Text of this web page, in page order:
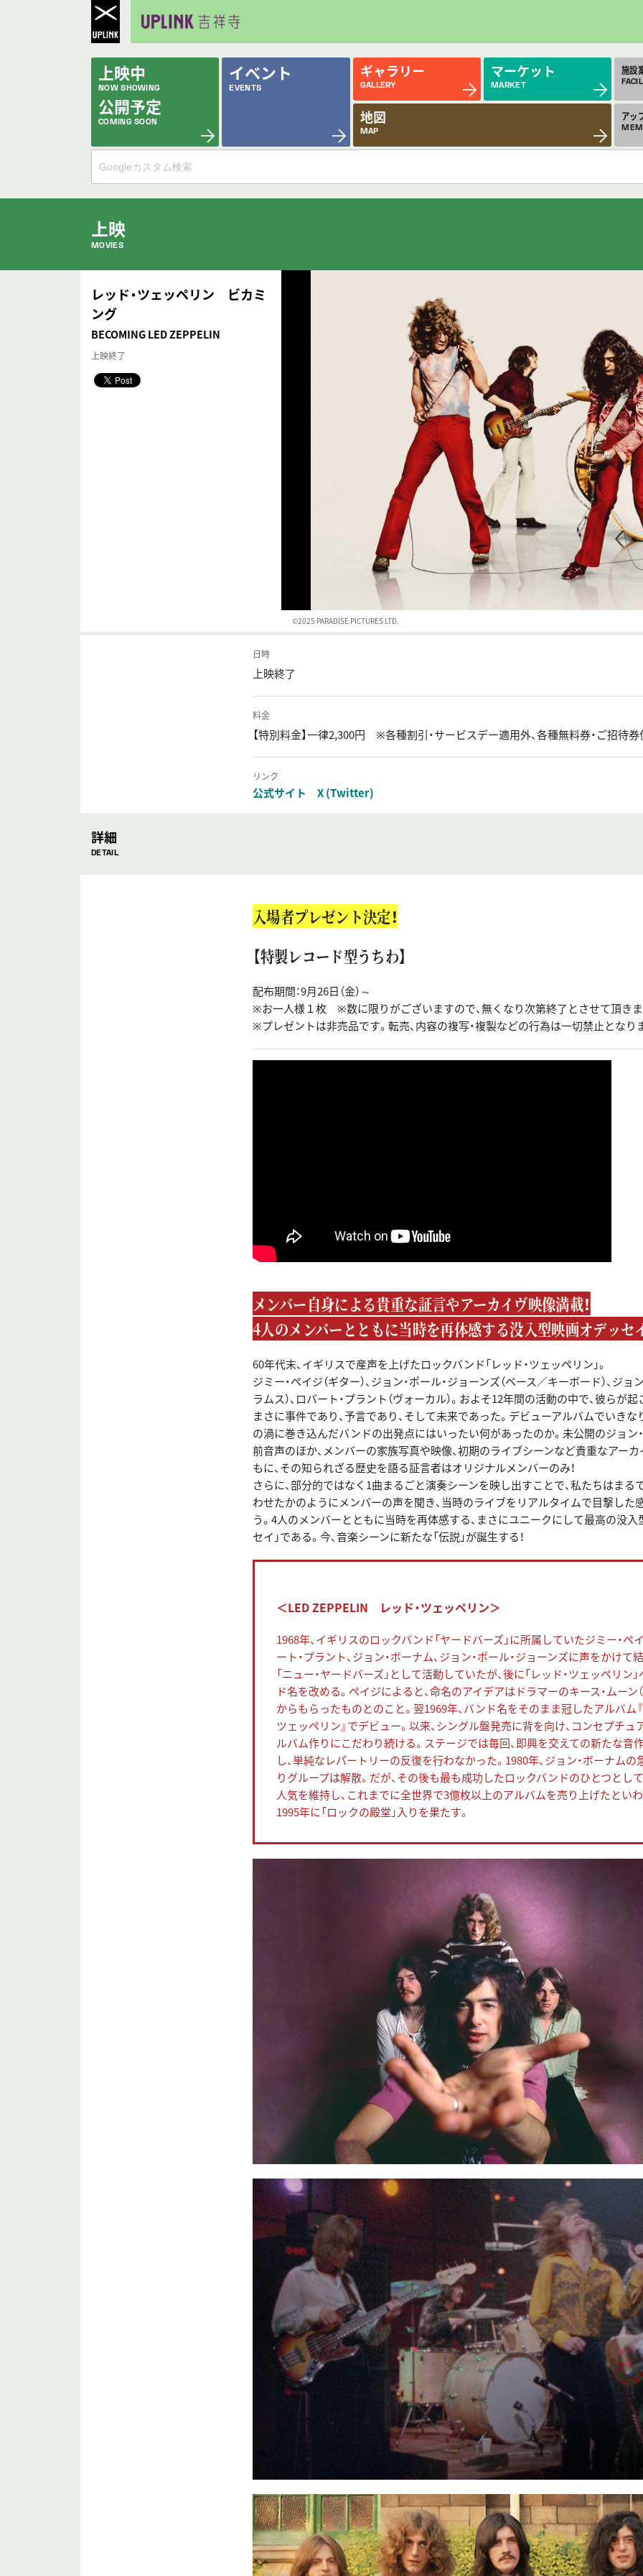
上映中
NOW SHOWING
公開予定
COMING SOON
イベント
EVENTS
ギャラリー
GALLERY
マーケット
MARKET
地図
MAP
施設
アッ
上映
MOVIES
公開中の作品
NOW PLAYING COMING SOON
レッド・ツェッペリン ビカミ
ング
BECOMING LED ZEPPELIN
上映終了
©2025 PARADISE PICTURES LTD.
日時
上映終了
料金
【特別料金】一律2,300円 ※各種割引・サービスデー適用外、各種無料券・ご招待
リンク
公式サイト X (Twitter)
詳細
DETAIL
入場者プレゼント決定！
【特製レコード型うちわ】
配布期間：9月26日（金）～
※お一人様１枚 ※数に限りがございますので、無くなり次第終了とさせて頂きま
※プレゼントは非売品です。転売、内容の複写・複製などの行為は一切禁止となり
メンバー自身による貴重な証言やアーカイヴ映像満載！
4人のメンバーとともに当時を再体感する没入型映画オデッセ
60年代末、イギリスで産声を上げたロックバンド「レッド・ツェッペリン」。
ジミー・ペイジ（ギター）、ジョン・ポール・ジョーンズ（ベース／キーボード）、ジョ
ラムス）、ロバート・プラント（ヴォーカル）。およそ12年間の活動の中で、彼らが
まさに事件であり、予言であり、そして未来であった。デビューアルバムでいきな
の渦に巻き込んだバンドの出発点にはいったい何があったのか。未公開のジョン
前音声のほか、メンバーの家族写真や映像、初期のライブシーンなど貴重なアー
もに、その知られざる歴史を語る証言者はオリジナルメンバーのみ！
さらに、部分的ではなく1曲まるごと演奏シーンを映し出すことで、私たちはまる
わせたかのようにメンバーの声を聞き、当時のライブをリアルタイムで目撃した
う。4人のメンバーとともに当時を再体感する、まさにユニークにして最高の没入
セイ」である。今、音楽シーンに新たな「伝説」が誕生する！
＜LED ZEPPELIN レッド・ツェッペリン＞
1968年、イギリスのロックバンド「ヤードバーズ」に所属していたジミー・ペ
ート・プラント、ジョン・ボーナム、ジョン・ポール・ジョーンズに声をかけて
「ニュー・ヤードバーズ」として活動していたが、後に「レッド・ツェッペリン
ド名を改める。ペイジによると、命名のアイデアはドラマーのキース・ムーン（
からもらったものとのこと。翌1969年、バンド名をそのまま冠したアルバム『
ツェッペリン』でデビュー。以来、シングル盤発売に背を向け、コンセプチュ
ルバム作りにこだわり続ける。ステージでは毎回、即興を交えての新たな音
し、単純なレパートリーの反復を行わなかった。1980年、ジョン・ボーナムの
りグループは解散。だが、その後も最も成功したロックバンドのひとつとして
人気を維持し、これまでに全世界で3億枚以上のアルバムを売り上げたといわ
1995年に「ロックの殿堂」入りを果たす。